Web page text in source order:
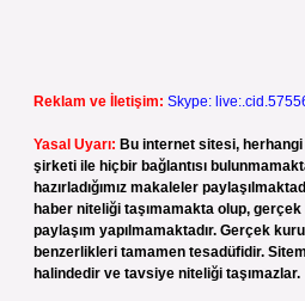
Reklam ve İletişim: Skype:
Yasal Uyarı: Bu internet sitesi,
şirketi ile hiçbir bağlantısı
hazırladığımız makaleler
haber niteliği taşımamakta olup,
paylaşım yapılmamaktadır. Gerçek
benzerlikleri tamamen tesadüfidir.
halindedir ve tavsiye niteliği taşımazlar.